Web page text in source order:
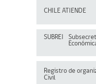
CHILE ATIENDE
SUBREI
Registro de
Civil